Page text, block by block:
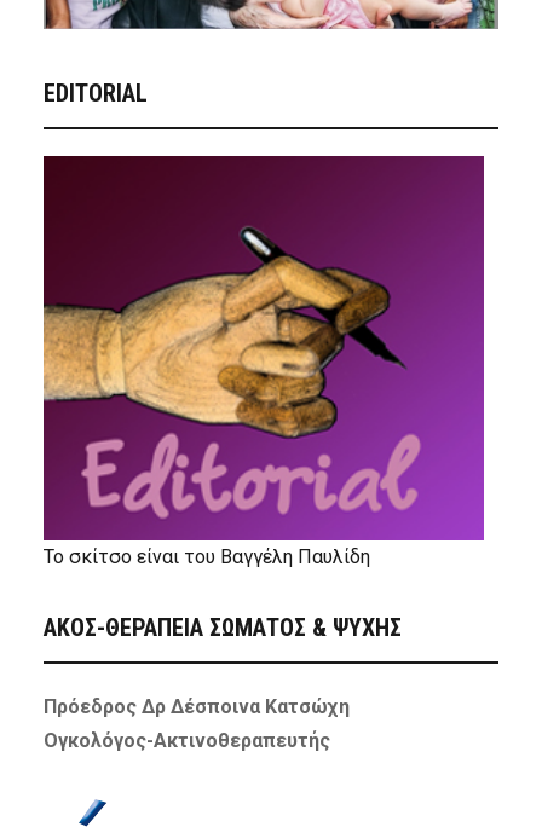
EDITORIAL
Το σκίτσο είναι του Βαγγέλη Παυλίδη
ΑΚΟΣ-ΘΕΡΑΠΕΙΑ ΣΩΜΑΤΟΣ & ΨΥΧΗΣ
Πρόεδρος Δρ Δέσποινα Κατσώχη
Ογκολόγος-Ακτινοθεραπευτής